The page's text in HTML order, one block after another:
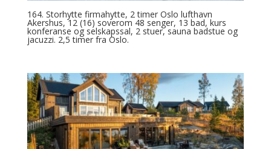
164. Storhytte firmahytte, 2 timer Oslo lufthavn
Akershus, 12 (16) soverom 48 senger, 13 bad, kurs
konferanse og selskapssal, 2 stuer, sauna badstue og
jacuzzi. 2,5 timer fra Oslo.